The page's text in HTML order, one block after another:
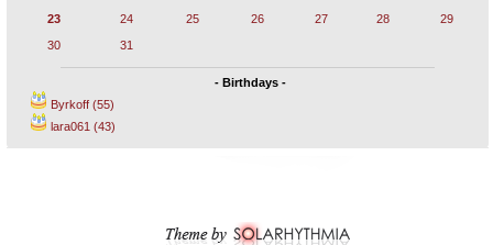
23
24 25 26 27 28
29
30
31
- Birthdays -
Byrkoff (55)
lara061 (43)